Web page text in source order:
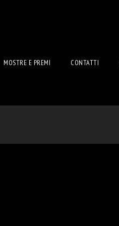
MOSTRE E PREMI CONTATTI